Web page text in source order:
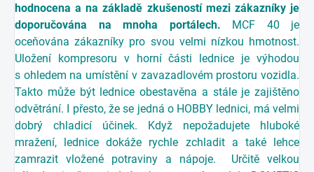
hodnocena a na základě zkušeností mezi zákazníky je
doporučována na mnoha portálech. MCF 40 je
oceňována zákazníky pro svou velmi nízkou hmotnost.
Uložení kompresoru v horní části lednice je výhodou
s ohledem na umístění v zavazadlovém prostoru vozidla.
Takto může být lednice obestavěna a stále je zajištěno
odvětrání. I přesto, že se jedná o HOBBY lednici, má velmi
dobrý chladicí účinek. Když nepožadujete hluboké
mražení, lednice dokáže rychle zchladit a také lehce
zamrazit vložené potraviny a nápoje. Určitě velkou